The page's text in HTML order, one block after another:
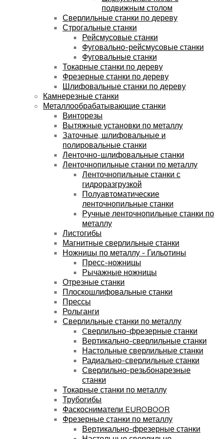
подвижным столом
Сверлильные станки по дереву
Строгальные станки
Рейсмусовые станки
Фуговально-рейсмусовые станки
Фуговальные станки
Токарные станки по дереву
Фрезерные станки по дереву
Шлифовальные станки по дереву
Камнерезные станки
Металлообрабатывающие станки
Винторезы
Вытяжные установки по металлу
Заточные, шлифовальные и
полировальные станки
Ленточно-шлифовальные станки
Ленточнопильные станки по металлу
Ленточнопильные станки с
гидроразгрузкой
Полуавтоматические
ленточнопильные станки
Ручные ленточнопильные станки по
металлу
Листогибы
Магнитные сверлильные станки
Ножницы по металлу - Гильотины
Пресс-ножницы
Рычажные ножницы
Отрезные станки
Плоскошлифовальные станки
Прессы
Рольганги
Сверлильные станки по металлу
Cверлильно-фрезерные станки
Вертикально-сверлильные станки
Настольные сверлильные станки
Радиально-сверлильные станки
Сверлильно-резьбонарезные
станки
Токарные станки по металлу
Трубогибы
Фаскосниматели EUROBOOR
Фрезерные станки по металлу
Вертикально-фрезерные станки